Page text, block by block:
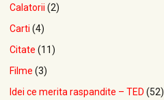
Calatorii (2)
Carti (4)
Citate (11)
Filme (3)
Idei ce merita raspandite – TED (52)